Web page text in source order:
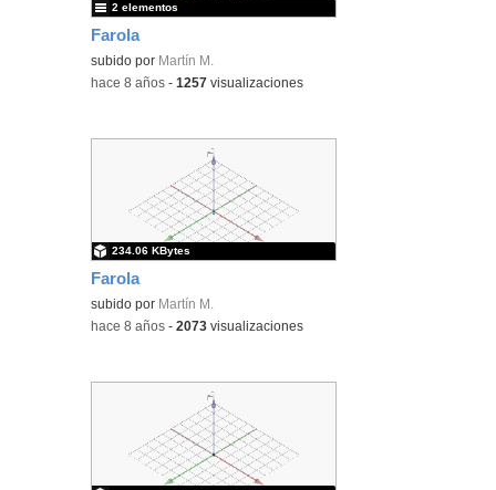
Farola
subido por Martín M.
2 elementos
-hace 8 años -1257 visualizaciones
Farola
subido por Martín M.
234.06 KBytes
-hace 8 años -2073 visualizaciones